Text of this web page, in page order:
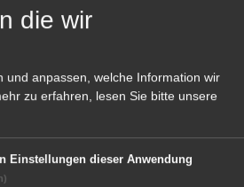
die wir
und anpassen, welche Information wir
zu erfahren, lesen Sie bitte unsere
Einstellungen dieser Anwendung